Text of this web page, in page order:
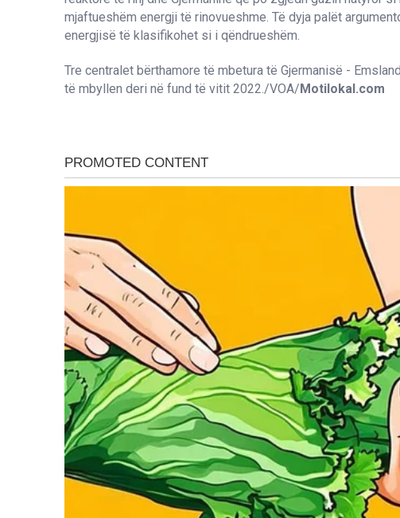
mjaftueshëm energji të rinovueshme. Të dyja palët
energjisë të klasifikohet si i qëndrueshëm.
Tre centralet bërthamore të mbetura të Gjermanisë -
të mbyllen deri në fund të vitit 2022./VOA/ Motilokal.com